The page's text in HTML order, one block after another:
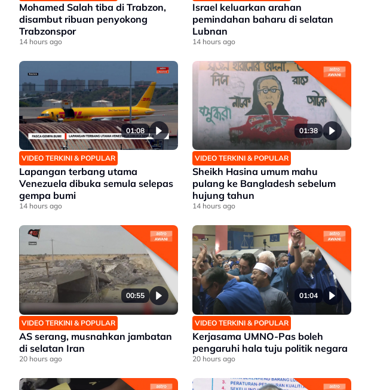
Mohamed Salah tiba di Trabzon,
disambut ribuan penyokong
Trabzonspor
14 hours ago
Israel keluarkan arahan
pemindahan baharu di selatan
Lubnan
14 hours ago
01:08
VIDEO TERKINI & POPULAR
Lapangan terbang utama
Venezuela dibuka semula selepas
gempa bumi
14 hours ago
01:38
VIDEO TERKINI & POPULAR
Sheikh Hasina umum mahu
pulang ke Bangladesh sebelum
hujung tahun
14 hours ago
00:55
VIDEO TERKINI & POPULAR
AS serang, musnahkan jambatan
di selatan Iran
20 hours ago
01:04
VIDEO TERKINI & POPULAR
Kerjasama UMNO-Pas boleh
pengaruhi hala tuju politik negara
20 hours ago